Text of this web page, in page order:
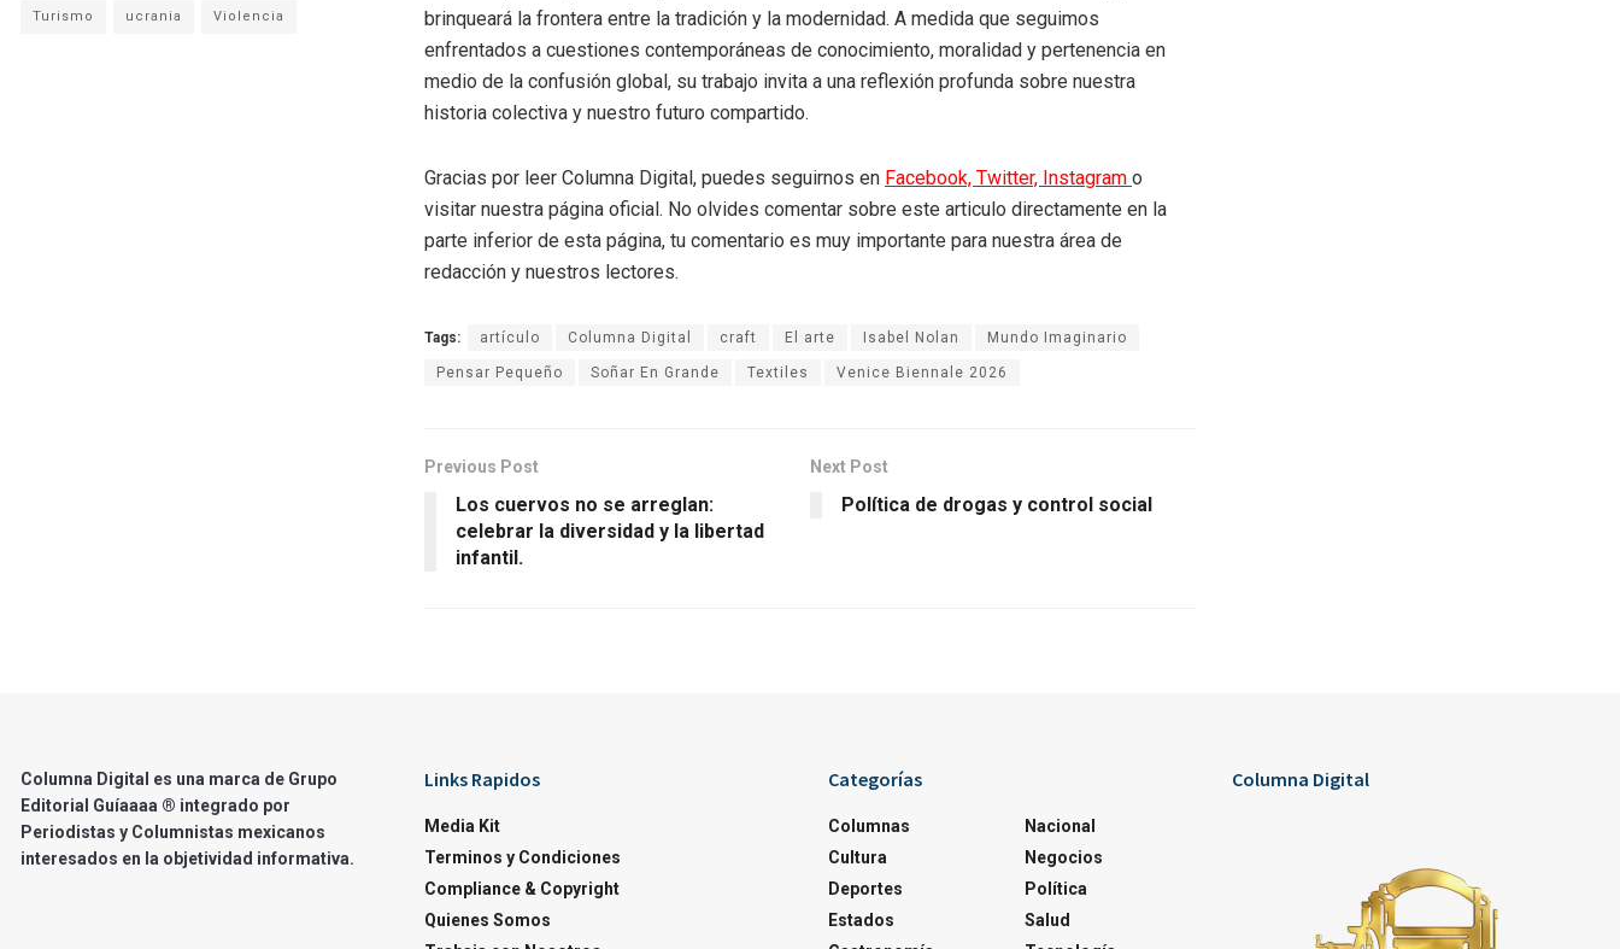
brinqueará la frontera entre la tradición y la modernidad. A medida que seguimos
enfrentados a cuestiones contemporáneas de conocimiento, moralidad y pertenencia en
medio de la confusión global, su trabajo invita a una reflexión profunda sobre nuestra
historia colectiva y nuestro futuro compartido.
Gracias por leer Columna Digital, puedes seguirnos en Facebook, Twitter, Instagram o
visitar nuestra página oficial. No olvides comentar sobre este articulo directamente en la
parte inferior de esta página, tu comentario es muy importante para nuestra área de
redacción y nuestros lectores.
Tags: artículo Columna Digital craft El arte Isabel Nolan Mundo Imaginario
Pensar Pequeño Soñar En Grande Textiles Venice Biennale 2026
Previous Post
Los cuervos no se arreglan:
celebrar la diversidad y la libertad
infantil.
Next Post
Política de drogas y control social
Turismo ucrania Violencia
Columna Digital es una marca de Grupo
Editorial Guíaaaa ® integrado por
Periodistas y Columnistas mexicanos
interesados en la objetividad informativa.
Links Rapidos
Media Kit
Terminos y Condiciones
Compliance & Copyright
Quienes Somos
Categorías
Columnas
Cultura
Deportes
Estados
Nacional
Negocios
Política
Salud
Columna Digital